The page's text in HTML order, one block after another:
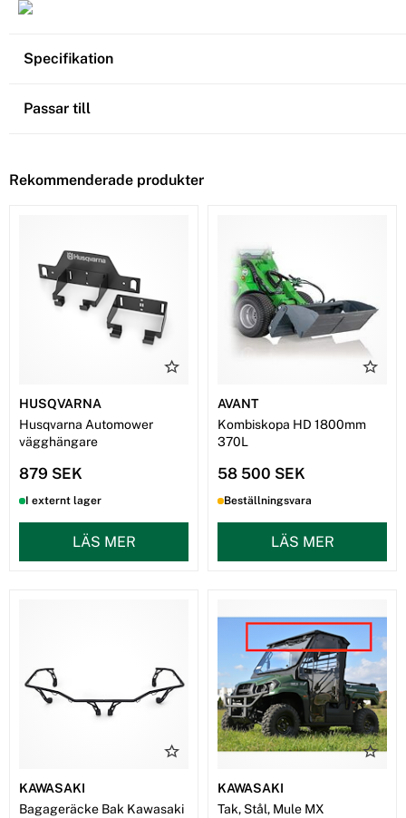
Specifikation
Passar till
Rekommenderade produkter
HUSQVARNA
Husqvarna Automower
vägghängare
879 SEK
I externt lager
LÄS MER
AVANT
Kombiskopa HD 1800mm
370L
58 500 SEK
Beställningsvara
LÄS MER
KAWASAKI
Bagageräcke Bak Kawasaki
KAWASAKI
Tak, Stål, Mule MX